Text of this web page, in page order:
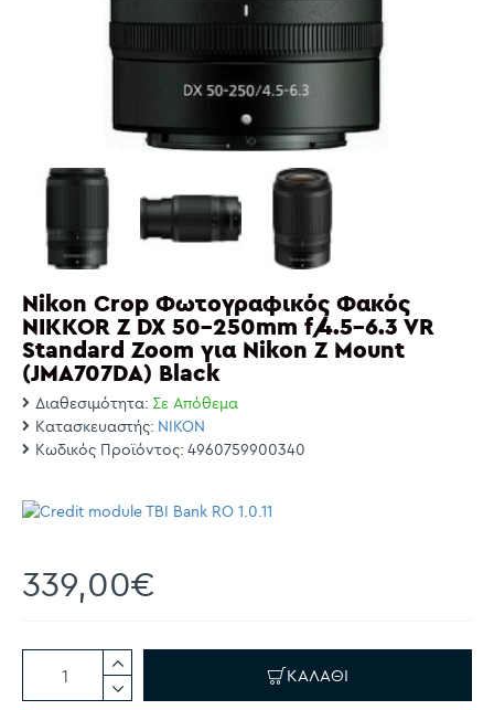
Nikon Crop Φωτογραφικός Φακός
NIKKOR Z DX 50-250mm f/4.5-6.3 VR
Standard Zoom για Nikon Z Mount
(JMA707DA) Black
Διαθεσιμότητα: Σε Απόθεμα
Κατασκευαστής: NIKON
Κωδικός Προϊόντος: 4960759900340
339,00€
ΚΑΛΆΘΙ